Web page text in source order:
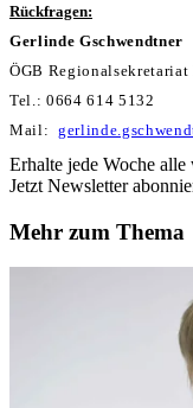
Rückfragen:
Gerlinde Gschwendtner
ÖGB Regionalsekretariat
Tel.: 0664 614 5132
Mail:
Erhalte jede Woche
Jetzt Newsletter
Mehr zum Thema